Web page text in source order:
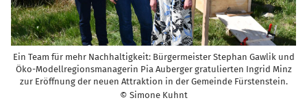
Ein Team für mehr Nachhaltigkeit: Bürgermeister Stephan Gawlik und
Öko-Modellregionsmanagerin Pia Auberger gratulierten Ingrid Minz
zur Eröffnung der neuen Attraktion in der Gemeinde Fürstenstein.
© Simone Kuhnt